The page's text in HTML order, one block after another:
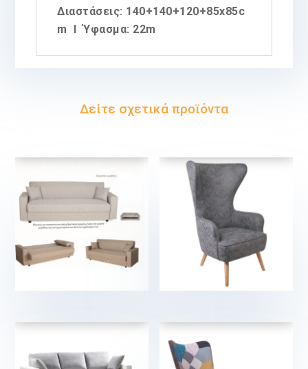
Διαστάσεις: 140+140+120+85x85c
m
Ύφασμα: 22m
Δείτε σχετικά προϊόντα